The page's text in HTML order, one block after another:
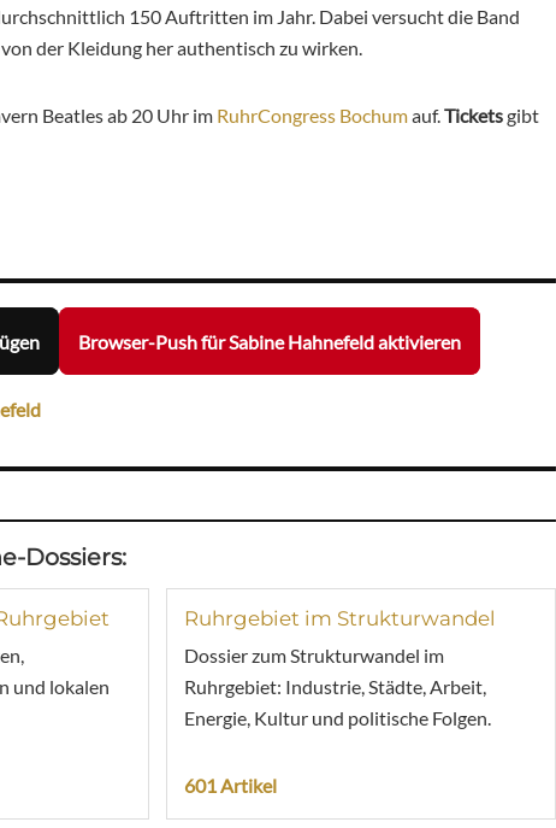
150 Auftritten im Jahr. Dabei versucht die Band
der Kleidung her authentisch zu wirken.
Beatles ab 20 Uhr im RuhrCongress Bochumauf.Ticketsgibt
Browser-Push für Sabine Hahnefeld aktivieren
Dossiers:
und lokalen
Ruhrgebiet im Strukturwandel
Dossier zum Strukturwandel im
Ruhrgebiet: Industrie, Städte, Arbeit,
Energie, Kultur und politische Folgen.
601 Artikel